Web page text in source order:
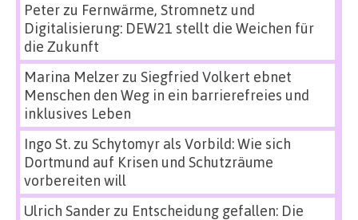
Peterzu Fernwärme, Stromnetz und
Digitalisierung: DEW21 stellt die Weichen für
die Zukunft
Marina Melzerzu Siegfried Volkert ebnet
Menschen den Weg in ein barrierefreies und
inklusives Leben
Ingo St.zu Schytomyr als Vorbild: Wie sich
Dortmund auf Krisen und Schutzräume
vorbereiten will
Ulrich Sanderzu Entscheidung gefallen: Die